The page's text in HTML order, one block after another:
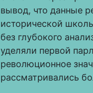
вывод, что данные
исторической
без глубокого
уделяли первой
революционное
рассматривались